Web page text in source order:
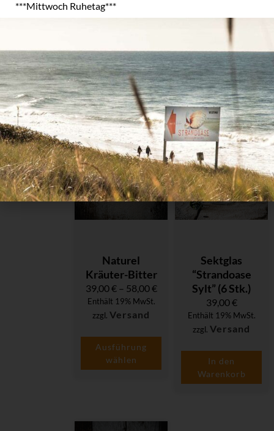
In den
Warenkorb
Naturel
Kräuter-Bitter
39,00€– 58,00€
Enthält 19% MwSt.
zzgl.Versand
Ausführung
wählen
Sektglas
“Strandoase
Sylt” (6 Stk.)
39,00€
Enthält 19% MwSt.
zzgl.Versand
In den
Warenkorb
***Mittwoch Ruhetag***